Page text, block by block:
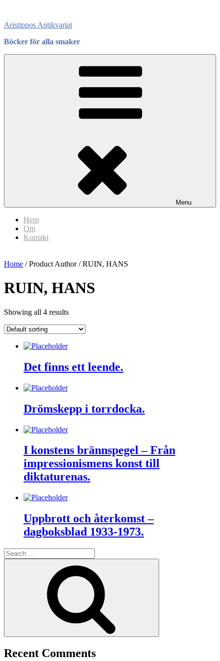
content
Aristippos Antikvariat
Böcker för alla smaker
Menu
Hem
Om
Kontakt
Home / Product Author / RUIN, HANS
RUIN, HANS
Showing all 4 results
Det finns ett leende.
Drömskepp i torrdocka.
I konstens brännspegel – Från
impressionismens konst till
diktaturenas.
Uppbrott och återkomst –
dagboksblad 1933-1973.
Search
for:
Recent Comments